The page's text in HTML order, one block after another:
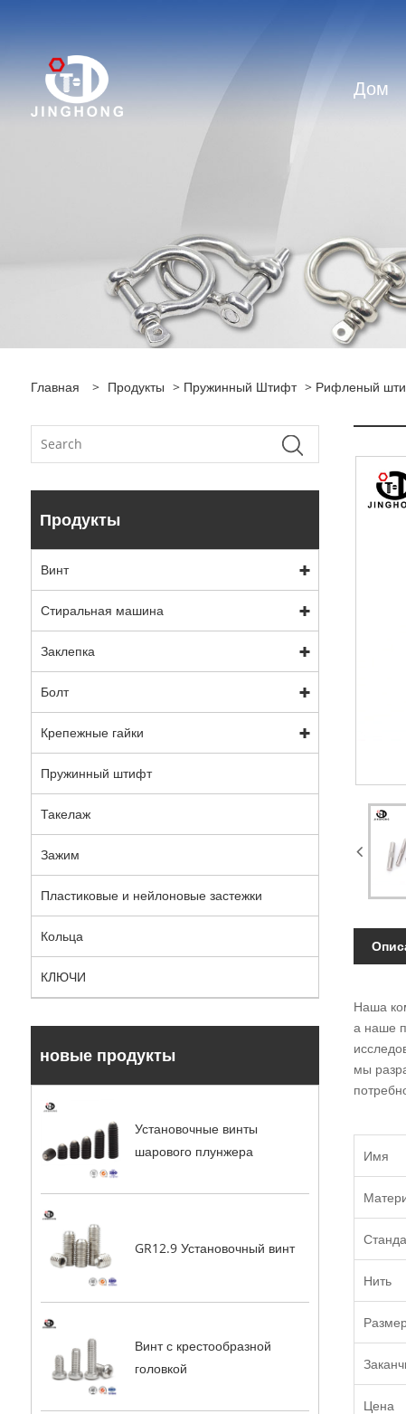
Дом
Главная > Продукты > Пружинный Штифт > Рифленый
Продукты
Винт
Стиральная машина
Заклепка
Болт
Крепежные гайки
Пружинный штифт
Такелаж
Зажим
Пластиковые и нейлоновые застежки
Кольца
КЛЮЧИ
новые продукты
Установочные винты
шарового плунжера
GR12.9 Установочный винт
Винт с крестообразной
головкой
Наша
а наше
мы
Имя
Нить
Цена